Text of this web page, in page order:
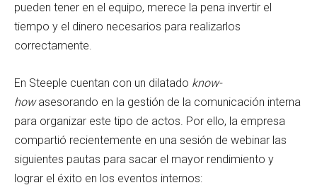
pueden tener en el equipo, merece la pena invertir el
tiempo y el dinero necesarios para realizarlos
correctamente.
En Steeple cuentan con un dilatado know-
howasesorando en la gestión de la comunicación interna
para organizar este tipo de actos. Por ello, la empresa
compartió recientemente en una sesión de webinar las
siguientes pautas para sacar el mayor rendimiento y
lograr el éxito en los eventos internos: